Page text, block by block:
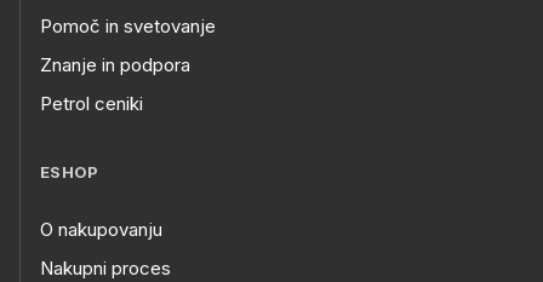
Pomoč in svetovanje
Znanje in podpora
Petrol ceniki
ESHOP
O nakupovanju
Nakupni proces